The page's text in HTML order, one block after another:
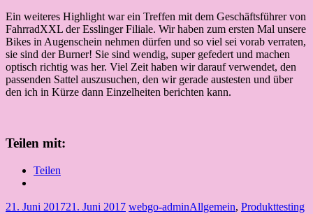
Ein weiteres Highlight war ein Treffen mit dem Geschäftsführer von
FahrradXXL der Esslinger Filiale. Wir haben zum ersten Mal unsere
Bikes in Augenschein nehmen dürfen und so viel sei vorab verraten,
sie sind der Burner! Sie sind wendig, super gefedert und machen
optisch richtig was her. Viel Zeit haben wir darauf verwendet, den
passenden Sattel auszusuchen, den wir gerade austesten und über
den ich in Kürze dann Einzelheiten berichten kann.
Teilen mit:
Teilen
21. Juni 201721. Juni 2017 webgo-adminAllgemein, Produkttesting